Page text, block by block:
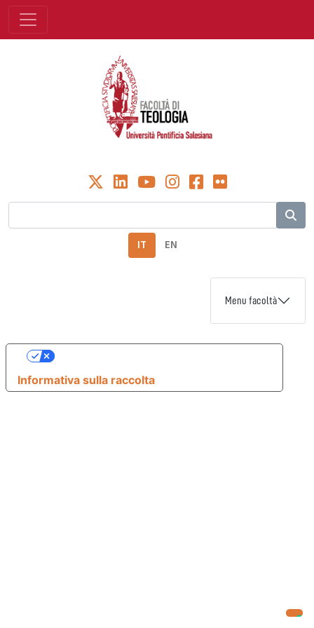
IT EN
Menu facoltà
Informativa sulla raccolta
Le tue preferenze relative alla privacy